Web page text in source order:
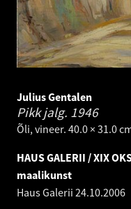
Julius Gentalen
Pikk jalg. 1946
Õli, vineer. 40.0 × 31.0
HAUS GALERII / XIX
maalikunst
Haus Galerii 24.10.2006